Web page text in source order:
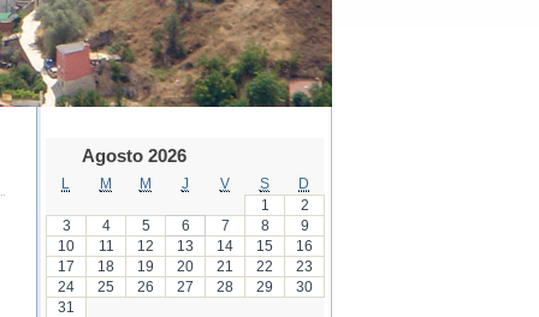
Agosto 2026
M M J V S
D
1
2
3
4 5 6 7 8
9
10
11 12 13 14 15
16
17
18 19 20 21 22
23
24
25 26 27 28 29
30
31